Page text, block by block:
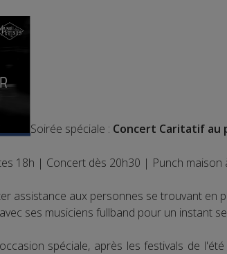
Soirée spéciale : Concert Caritatif au
18h | Concert dès 20h30 | Punch maison
assistance aux personnes se trouvant en
ses musiciens fullband pour un instant
spéciale, après les festivals de